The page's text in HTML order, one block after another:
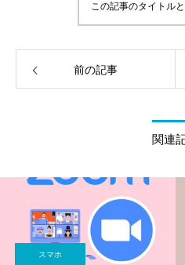
この記事のタイトル
前の記事
関連
スマホ